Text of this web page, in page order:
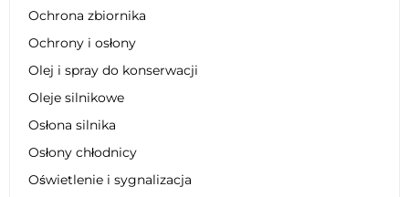
Ochrona zbiornika
Ochrony i osłony
Olej i spray do konserwacji
Oleje silnikowe
Osłona silnika
Osłony chłodnicy
Oświetlenie i sygnalizacja